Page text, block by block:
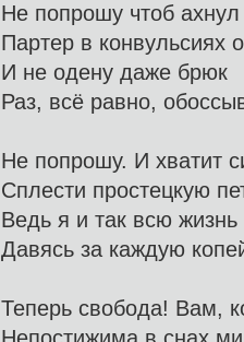
Не попрошу чтоб ахнул
Партер в конвульсиях
И не одену даже брюк
Раз, всё равно,
Не попрошу. И хватит
Сплести простецкую
Ведь я и так всю жизнь
Давясь за каждую
Теперь свобода! Вам,